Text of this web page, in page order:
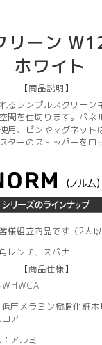
リーン
ホワイト
【商品説明】
るシンプルスクリーン
間を仕切ります。パネ
用、ピンやマグネット
ターのストッパーをロ
様組立商品です（2人
レンチ、スパナ
【商品仕様】
圧メラミン樹脂化粧
ア
アルミ